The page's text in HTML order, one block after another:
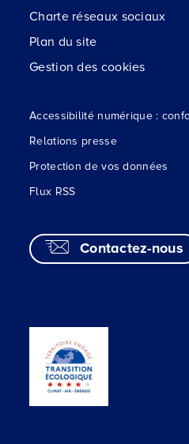
Charte réseaux sociaux
Plan du site
Gestion des cookies
Accessibilité numérique :
Relations presse
Protection de vos données
Flux RSS
Contactez-nous